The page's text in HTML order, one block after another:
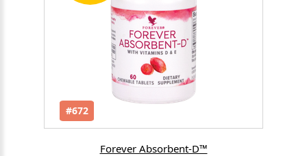
#672
Forever Absorbent-D™